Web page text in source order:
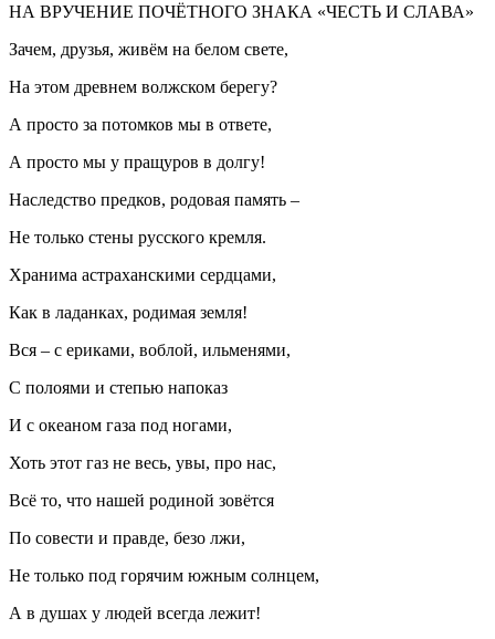
НА ВРУЧЕНИЕ ПОЧЁТНОГО ЗНАКА «ЧЕСТЬ И СЛАВА»
Зачем, друзья, живём на белом свете,
На этом древнем волжском берегу?
А просто за потомков мы в ответе,
А просто мы у пращуров в долгу!
Наследство предков, родовая память –
Не только стены русского кремля.
Хранима астраханскими сердцами,
Как в ладанках, родимая земля!
Вся – с ериками, воблой, ильменями,
С полоями и степью напоказ
И с океаном газа под ногами,
Хоть этот газ не весь, увы, про нас,
Всё то, что нашей родиной зовётся
По совести и правде, безо лжи,
Не только под горячим южным солнцем,
А в душах у людей всегда лежит!